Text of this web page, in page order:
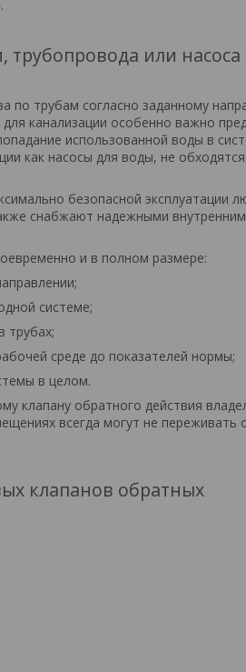
или
по трубам согласно заданному
канализации особенно важно
использованной воды в
как насосы для воды, не
безопасной эксплуатации
снабжают надежными
и в полном размере:
системе;
трубах;
среде до показателей нормы;
в целом.
клапану обратного действия
всегда могут не переживать
клапанов обратных